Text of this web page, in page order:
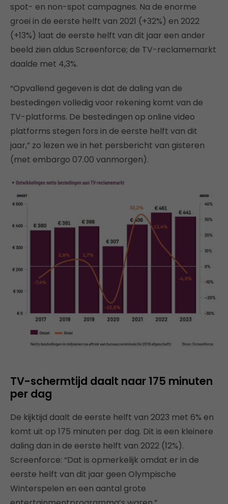
spot- en non-spot campagnes. Na de enorme
groei in de eerste helft van 2021 (+32%) en 2022
(+13%) laat de eerste helft van dit jaar een ander
beeld zien aldus Screenforce; de TV-reclamemarkt
daalde met 4,3%.
“Opvallend gegeven is dat de daling van de
bestedingen volledig voor rekening komt van de
TV-platforms. De bestedingen op online video
platforms stegen fors in de eerste helft van dit
jaar,” zo lezen we in het persbericht van gisteren
(met embargo 07.00 vanmorgen).
TV-schermtijd daalt naar 175 minuten
per dag
De kijktijd daalt de eerste helft van 2023 met 6% en
komt uit op 175 minuten per dag. Dit is een kleinere
daling dan in de eerste helft van 2022 (12%).
Screenforce: “Dat is opmerkelijk omdat er in de
eerste helft van dit jaar geen Olympische
Winterspelen en een aantal grote